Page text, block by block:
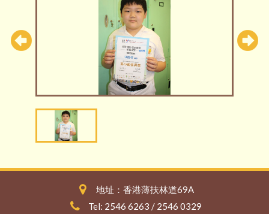
地址：香港薄扶林道69A
Tel: 2546 6263 / 2546 0329